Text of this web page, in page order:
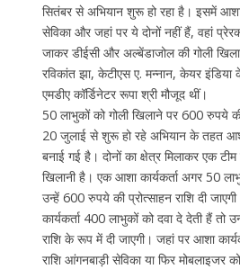
सितंबर से अभियान शुरू हो रहा है। इसमें आशा
सेविका और जहां पर ये दोनों नहीं हैं, वहां
जाकर डीईसी और अल्बेंडाजोल की गोली
रविकांत झा, केटीएस ए. मन्नान, केयर
एमडीए कॉर्डिनेटर रूपा श्री मौजूद थीं।
50 लाभुकों को गोली खिलाने पर 600 रुपये की
20 जुलाई से शुरू हो रहे अभियान के तहत आशा
बनाई गई है। दोनों का क्षेत्र मिलाकर एक
खिलानी है। एक आशा कार्यकर्ता अगर 50
उन्हें 600 रुपये की प्रोत्साहन राशि दी
कार्यकर्ता 400 लाभुकों को दवा दे देती हैं तो
राशि के रूप में दी जाएगी। जहां पर आशा
राशि आंगनबाड़ी सेविका या फिर मोबलाइजर